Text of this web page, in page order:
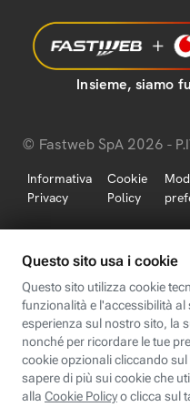
Insieme, siamo
© Fastweb SpA 2026 -
Informativa
Privacy
Cookie
Policy